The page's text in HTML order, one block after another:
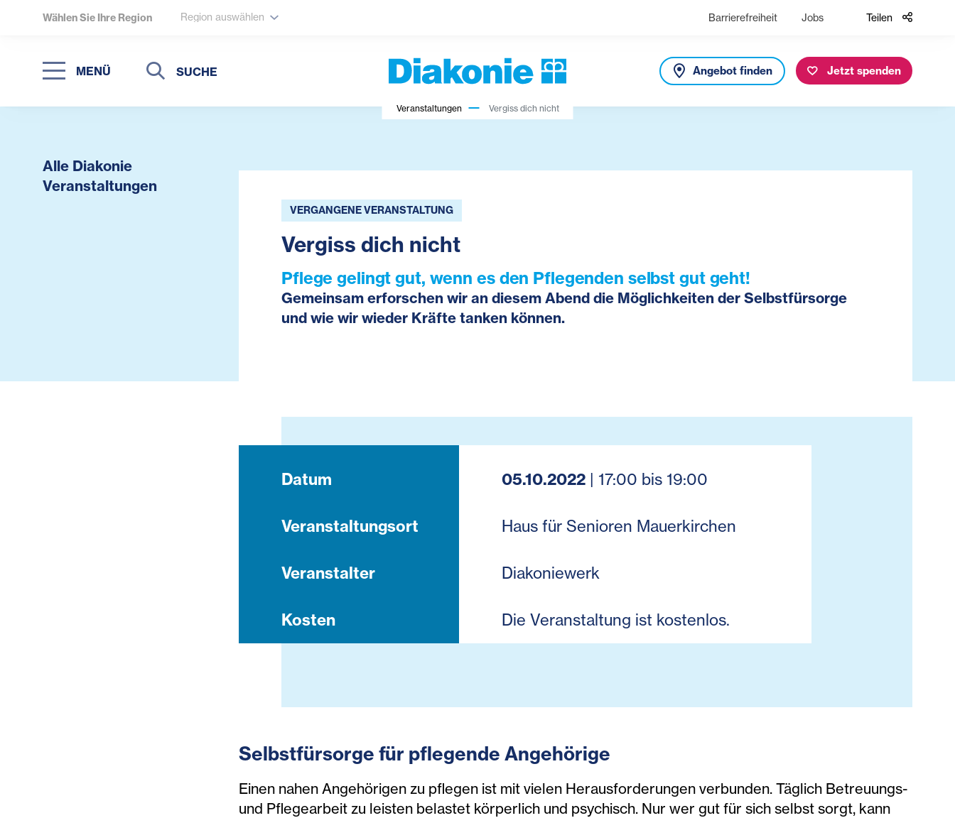
Wählen Sie Ihre Region Region auswählen Barrierefreiheit Jobs Teilen
MENÜ
Suche
Suche
Angebot finden Jetzt spenden
Veranstaltungen Vergiss dich nicht
Alle Diakonie
Veranstaltungen
VERGANGENE VERANSTALTUNG
Vergiss dich nicht
Pflege gelingt gut, wenn es den Pflegenden selbst gut geht!
Gemeinsam erforschen wir an diesem Abend die Möglichkeiten der Selbstfürsorge
und wie wir wieder Kräfte tanken können.
Datum 05.10.2022 | 17:00 bis 19:00
Veranstaltungsort Haus für Senioren Mauerkirchen
Veranstalter Diakoniewerk
Kosten Die Veranstaltung ist kostenlos.
Selbstfürsorge für pflegende Angehörige
Einen nahen Angehörigen zu pflegen ist mit vielen Herausforderungen verbunden. Täglich Betreuungs-
und Pflegearbeit zu leisten belastet körperlich und psychisch. Nur wer gut für sich selbst sorgt, kann